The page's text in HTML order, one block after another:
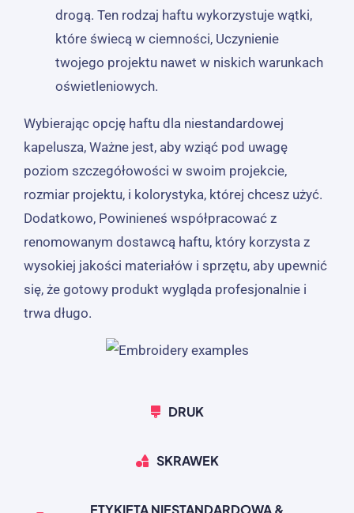
drogą. Ten rodzaj haftu wykorzystuje wątki,
które świecą w ciemności, Uczynienie
twojego projektu nawet w niskich warunkach
oświetleniowych.
Wybierając opcję haftu dla niestandardowej
kapelusza, Ważne jest, aby wziąć pod uwagę
poziom szczegółowości w swoim projekcie,
rozmiar projektu, i kolorystyka, której chcesz użyć.
Dodatkowo, Powinieneś współpracować z
renomowanym dostawcą haftu, który korzysta z
wysokiej jakości materiałów i sprzętu, aby upewnić
się, że gotowy produkt wygląda profesjonalnie i
trwa długo.
DRUK
SKRAWEK
ETYKIETA NIESTANDARDOWA &